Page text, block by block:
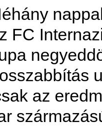
FC
az